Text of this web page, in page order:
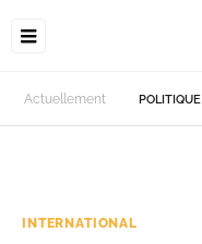
Actuellement POLITIQUE
INTERNATIONAL